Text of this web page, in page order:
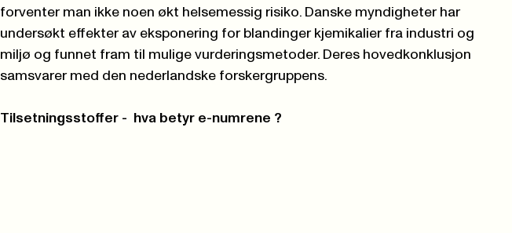
forventer man ikke noen økt helsemessig risiko. Danske myndigheter har
undersøkt effekter av eksponering for blandinger kjemikalier fra industri og
miljø og funnet fram til mulige vurderingsmetoder. Deres hovedkonklusjon
samsvarer med den nederlandske forskergruppens.
Tilsetningsstoffer - hva betyr e-numrene ?